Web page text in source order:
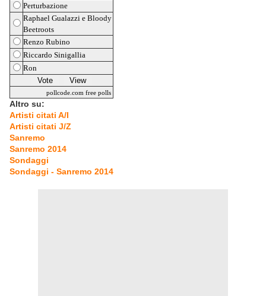
Perturbazione
Raphael Gualazzi e Bloody
Beetroots
Renzo Rubino
Riccardo Sinigallia
Ron
pollcode.com free polls
Altro su:
Artisti citati A/I
Artisti citati J/Z
Sanremo
Sanremo 2014
Sondaggi
Sondaggi - Sanremo 2014